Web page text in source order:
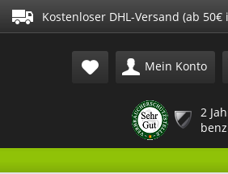
Kostenloser DHL-Versand (ab
Mein Konto
2